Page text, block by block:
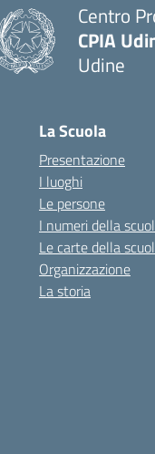
Centro
CPIA
Udine
La Scuola
Presentazione
I luoghi
Le persone
I numeri della
Le carte della
Organizzazione
La storia